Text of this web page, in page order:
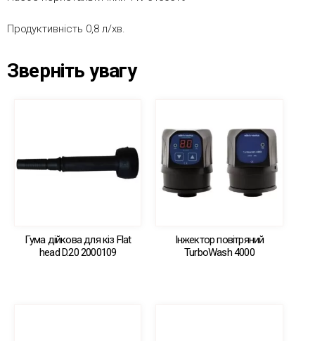
Продуктивність 0,8 л/хв.
Зверніть увагу
Гума дійкова для кіз Flat
head D.20 2000109
Інжектор повітряний
TurboWash 4000